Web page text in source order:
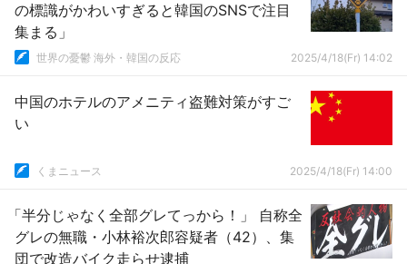
の標識がかわいすぎると韓国のSNSで注目
集まる」
世界の憂鬱 海外・韓国の反応 2025/4/18(Fr) 14:02
中国のホテルのアメニティ盗難対策がすご
い
くまニュース 2025/4/18(Fr) 14:00
「半分じゃなく全部グレてっから！」 自称全
グレの無職・小林裕次郎容疑者（42）、集
団で改造バイク走らせ逮捕